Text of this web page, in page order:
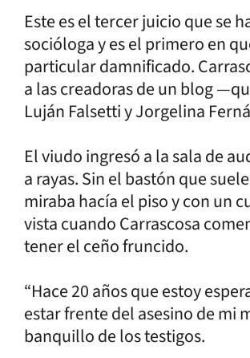
Este es el tercer juicio que se
socióloga y es el primero en
particular damnificado.
a las creadoras de un blog
Luján Falsetti y Jorgelina
El viudo ingresó a la sala de
a rayas. Sin el bastón que
miraba hacía el piso y con un
vista cuando Carrascosa
tener el ceño fruncido.
“Hace 20 años que estoy
estar frente del asesino de mi
banquillo de los testigos.